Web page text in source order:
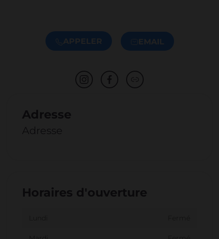
APPELER EMAIL
Adresse
Adresse
Horaires d'ouverture